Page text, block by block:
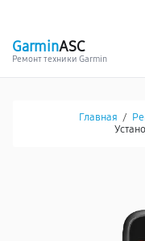
GarminASC
Ремонт техники Garmin
Главная /